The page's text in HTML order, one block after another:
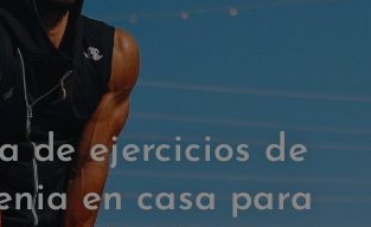
de ejercicios de
en casa para